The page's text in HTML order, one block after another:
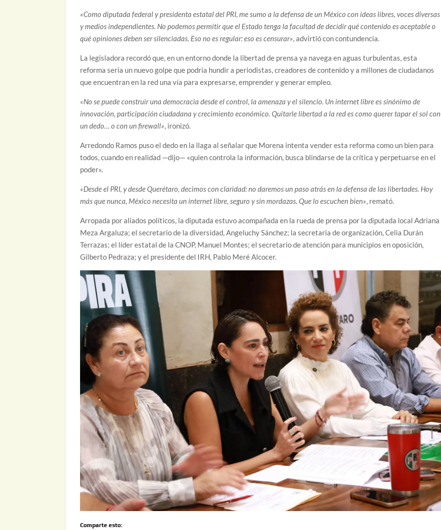
«Como diputada federal y presidenta estatal del PRI, me sumo a la defensa de un México con ideas libres, voces diversas
y medios independientes. No podemos permitir que el Estado tenga la facultad de decidir qué contenido es aceptable o
qué opiniones deben ser silenciadas. Eso no es regular: eso es censurar», advirtió con contundencia.
La legisladora recordó que, en un entorno donde la libertad de prensa ya navega en aguas turbulentas, esta
reforma sería un nuevo golpe que podría hundir a periodistas, creadores de contenido y a millones de ciudadanos
que encuentran en la red una vía para expresarse, emprender y generar empleo.
«No se puede construir una democracia desde el control, la amenaza y el silencio. Un internet libre es sinónimo de
innovación, participación ciudadana y crecimiento económico. Quitarle libertad a la red es como querer tapar el sol con
un dedo… o con un firewall», ironizó.
Arredondo Ramos puso el dedo en la llaga al señalar que Morena intenta vender esta reforma como un bien para
todos, cuando en realidad —dijo— «quien controla la información, busca blindarse de la crítica y perpetuarse en el
poder».
«Desde el PRI, y desde Querétaro, decimos con claridad: no daremos un paso atrás en la defensa de las libertades. Hoy
más que nunca, México necesita un internet libre, seguro y sin mordazas. Que lo escuchen bien», remató.
Arropada por aliados políticos, la diputada estuvo acompañada en la rueda de prensa por la diputada local Adriana
Meza Argaluza; el secretario de la diversidad, Angeluchy Sánchez; la secretaria de organización, Celia Durán
Terrazas; el líder estatal de la CNOP, Manuel Montes; el secretario de atención para municipios en oposición,
Gilberto Pedraza; y el presidente del IRH, Pablo Meré Alcocer.
Comparte esto: